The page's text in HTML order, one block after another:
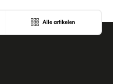
Alle artikelen